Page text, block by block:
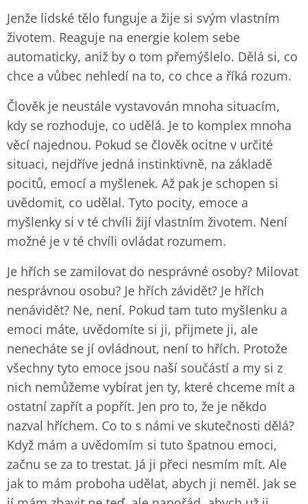
Jenže lidské tělo funguje a žije si svým vlastním
životem. Reaguje na energie kolem sebe
automaticky, aniž by o tom přemýšlelo. Dělá si, co
chce a vůbec nehledí na to, co chce a říká rozum.
Člověk je neustále vystavován mnoha situacím,
kdy se rozhoduje, co udělá. Je to komplex mnoha
věcí najednou. Pokud se člověk ocitne v určité
situaci, nejdříve jedná instinktivně, na základě
pocitů, emocí a myšlenek. Až pak je schopen si
uvědomit, co udělal. Tyto pocity, emoce a
myšlenky si v té chvíli žijí vlastním životem. Není
možné je v té chvíli ovládat rozumem.
Je hřích se zamilovat do nesprávné osoby? Milovat
nesprávnou osobu? Je hřích závidět? Je hřích
nenávidět? Ne, není. Pokud tam tuto myšlenku a
emoci máte, uvědomíte si ji, přijmete ji, ale
nenecháte se jí ovládnout, není to hřích. Protože
všechny tyto emoce jsou naší součástí a my si z
nich nemůžeme vybírat jen ty, které chceme mít a
ostatní zapřít a popřít. Jen pro to, že je někdo
nazval hříchem. Co to s námi ve skutečnosti dělá?
Když mám a uvědomím si tuto špatnou emoci,
začnu se za to trestat. Já ji přeci nesmím mít. Ale
jak to mám proboha udělat, abych ji neměl. Jak se